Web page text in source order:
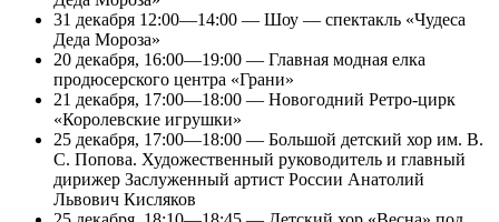
31 декабря 12:00—14:00 — Шоу — спектакль «Чудеса
Деда Мороза»
20 декабря, 16:00—19:00 — Главная модная елка
продюсерского центра «Грани»
21 декабря, 17:00—18:00 — Новогодний Ретро-цирк
«Королевские игрушки»
25 декабря, 17:00—18:00 — Большой детский хор им. В.
С. Попова. Художественный руководитель и главный
дирижер Заслуженный артист России Анатолий
Львович Кисляков